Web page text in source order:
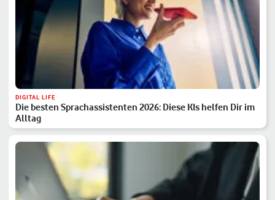
DIGITAL LIFE
Die besten Sprachassistenten 2026: Diese KIs helfen Dir im
Alltag